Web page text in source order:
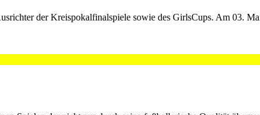
der Kreispokalfinalspiele sowie des GirlsCups. Am 03.